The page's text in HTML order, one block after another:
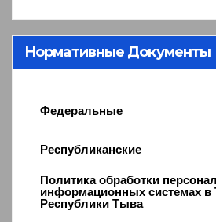
Нормативные Документы
Федеральные
Республиканские
Политика обработки
информационных системах
Республики Тыва